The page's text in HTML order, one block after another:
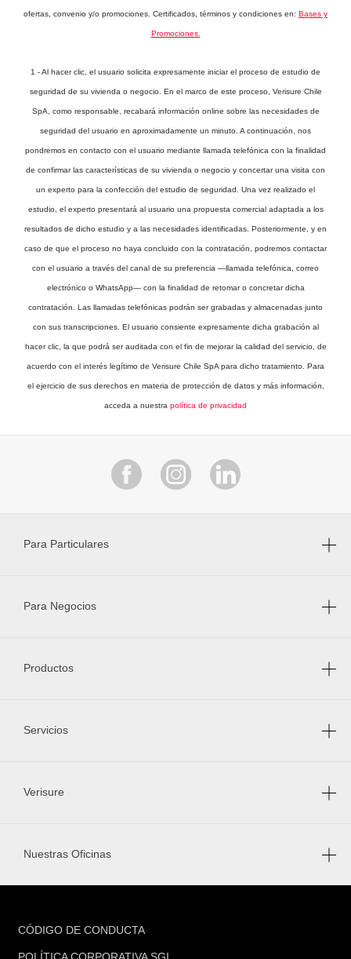
ofertas, convenio y/o promociones. Certificados, términos y condiciones en: Bases y
Promociones.
1 - Al hacer clic, el usuario solicita expresamente iniciar el proceso de estudio de
seguridad de su vivienda o negocio. En el marco de este proceso, Verisure Chile
SpA, como responsable, recabará información online sobre las necesidades de
seguridad del usuario en aproximadamente un minuto. A continuación, nos
pondremos en contacto con el usuario mediante llamada telefónica con la finalidad
de confirmar las características de su vivienda o negocio y concertar una visita con
un experto para la confección del estudio de seguridad. Una vez realizado el
estudio, el experto presentará al usuario una propuesta comercial adaptada a los
resultados de dicho estudio y a las necesidades identificadas. Posteriormente, y en
caso de que el proceso no haya concluido con la contratación, podremos contactar
con el usuario a través del canal de su preferencia —llamada telefónica, correo
electrónico o WhatsApp— con la finalidad de retomar o concretar dicha
contratación. Las llamadas telefónicas podrán ser grabadas y almacenadas junto
con sus transcripciones. El usuario consiente expresamente dicha grabación al
hacer clic, la que podrá ser auditada con el fin de mejorar la calidad del servicio, de
acuerdo con el interés legítimo de Verisure Chile SpA para dicho tratamiento. Para
el ejercicio de sus derechos en materia de protección de datos y más información,
acceda a nuestra política de privacidad
Para Particulares
Para Negocios
Productos
Servicios
Verisure
Nuestras Oficinas
FOOTER
CÓDIGO DE CONDUCTA